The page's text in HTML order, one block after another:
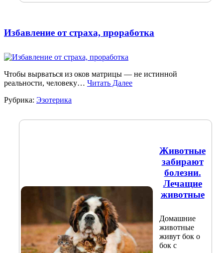
Избавление от страха, проработка
Чтобы вырваться из оков матрицы — не истинной
реальности, человеку… Читать Далее
Рубрика: Эзотерика
Животные
забирают
болезни.
Лечащие
животные
Домашние
животные
живут бок о
бок с